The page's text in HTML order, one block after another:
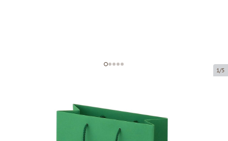
1/5
Žali popieriniai maišeliai su
medžiaginėmis rankenomis